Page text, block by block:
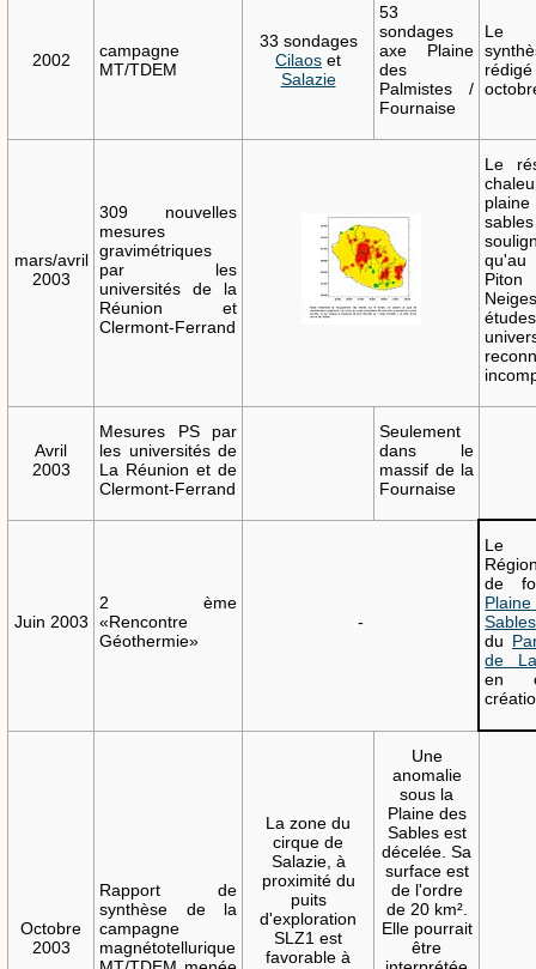
2002
campagne
MT/TDEM
33 sondages
Cilaos et
Salazie
53
sondages
axe Plaine
des
Palmistes /
Fournaise
Le
mars/avril
2003
309 nouvelles
mesures
gravimétriques
par les
universités de la
Réunion et
Clermont-Ferrand
Le
Avril
2003
Mesures PS par
les universités de
La Réunion et de
Clermont-Ferrand
Seulement
dans le
massif de la
Fournaise
Juin 2003
2 ème
«Rencontre
Géothermie»
-
Le
de
Sables
du
de
en
Octobre
2003
Rapport de
synthèse de la
campagne
magnétotellurique
La zone du
cirque de
Salazie, à
proximité du
puits
d'exploration
SLZ1 est
favorable à
Une
anomalie
sous la
Plaine des
Sables est
décelée. Sa
surface est
de l'ordre
de 20 km².
Elle pourrait
être